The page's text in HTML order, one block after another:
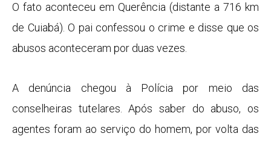
O fato aconteceu em Querência (distante a 716 km
de Cuiabá). O pai confessou o crime e disse que os
abusos aconteceram por duas vezes.
A denúncia chegou à Polícia por meio das
conselheiras tutelares. Após saber do abuso, os
agentes foram ao serviço do homem, por volta das